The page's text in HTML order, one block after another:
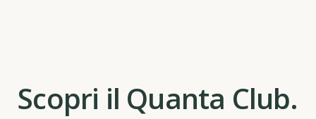
Scopri il Quanta Club.